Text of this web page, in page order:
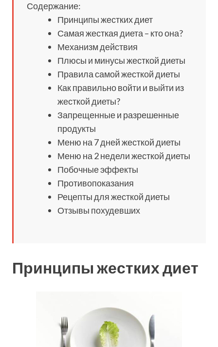
Содержание:
Принципы жестких диет
Самая жесткая диета – кто она?
Механизм действия
Плюсы и минусы жесткой диеты
Правила самой жесткой диеты
Как правильно войти и выйти из
жесткой диеты?
Запрещенные и разрешенные
продукты
Меню на 7 дней жесткой диеты
Меню на 2 недели жесткой диеты
Побочные эффекты
Противопоказания
Рецепты для жесткой диеты
Отзывы похудевших
Принципы жестких диет